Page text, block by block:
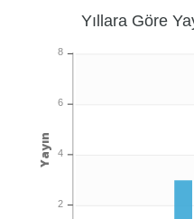
Yıllara Göre
8
6
4
2
Yayın